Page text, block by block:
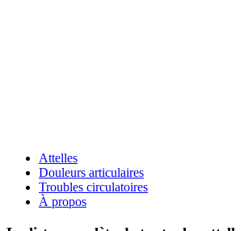
Attelles
Douleurs articulaires
Troubles circulatoires
À propos